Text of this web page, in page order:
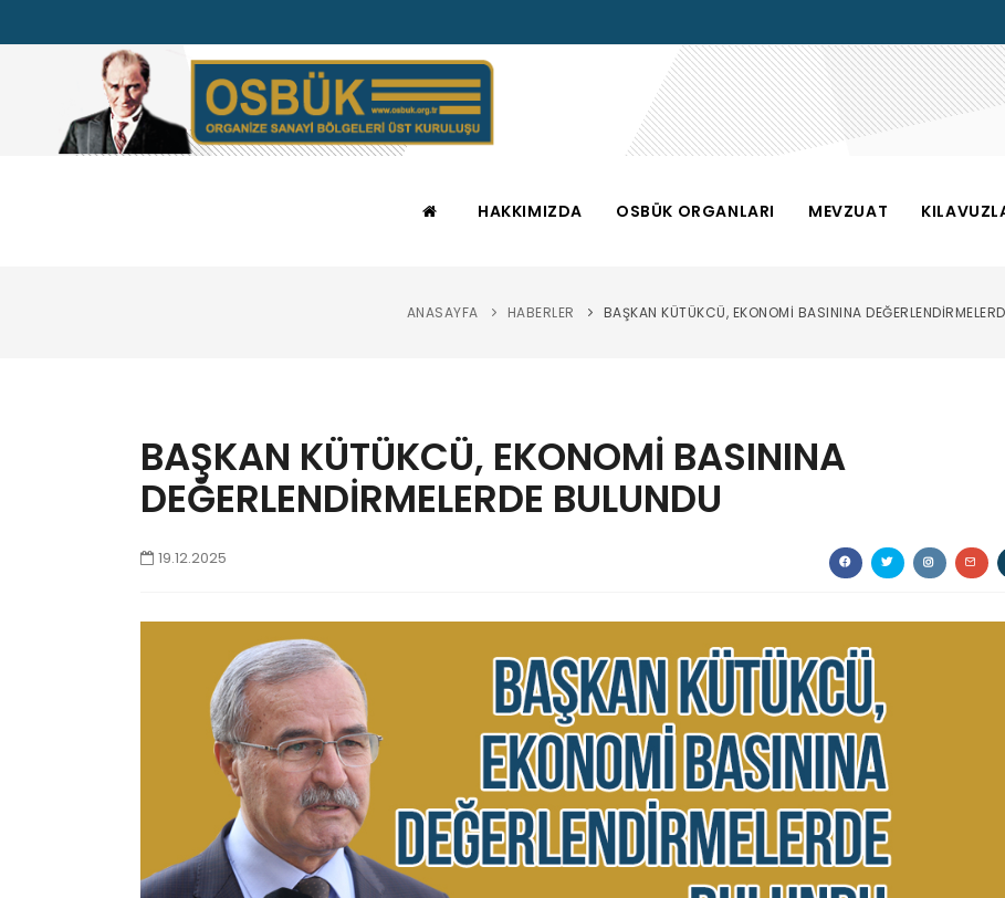
HAKKIMIZDA OSBÜK ORGANLARI MEVZUAT
ANASAYFA HABERLER BAŞKAN KÜTÜKCÜ, EKONOMİ BASININA
BAŞKAN KÜTÜKCÜ, EKONOMİ BASININA
DEĞERLENDİRMELERDE BULUNDU
19.12.2025